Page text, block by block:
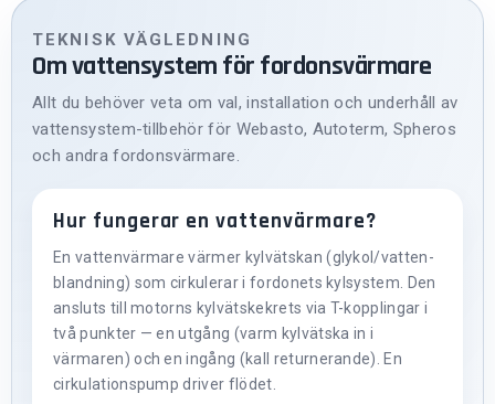
TEKNISK VÄGLEDNING
Om vattensystem för fordonsvärmare
Allt du behöver veta om val, installation och underhåll av
vattensystem-tillbehör för Webasto, Autoterm, Spheros
och andra fordonsvärmare.
Hur fungerar en vattenvärmare?
En vattenvärmare värmer kylvätskan (glykol/vatten-
blandning) som cirkulerar i fordonets kylsystem. Den
ansluts till motorns kylvätskekrets via T-kopplingar i
två punkter — en utgång (varm kylvätska in i
värmaren) och en ingång (kall returnerande). En
cirkulationspump driver flödet.